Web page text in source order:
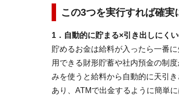
この3つを実行すれば確実
1．自動的に貯まる×引き出しにく
貯めるお金は給料が入ったら一番
用できる財形貯蓄や社内預金の制
みを使うと給料から自動的に天引
あり、ATMで出金するように簡単に